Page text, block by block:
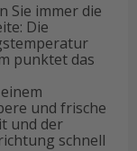
Sie immer die
Die
punktet das
und frische
und der
schnell